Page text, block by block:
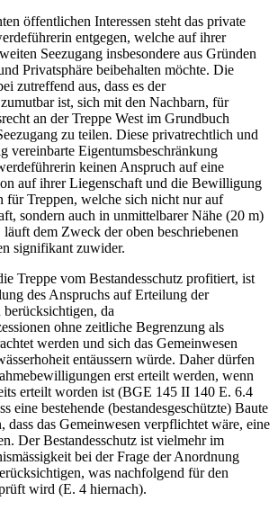
öffentlichen Interessen steht das private
entgegen, welche auf ihrer
Seezugang insbesondere aus Gründen
Privatsphäre beibehalten möchte. Die
zutreffend aus, dass es der
ist, sich mit den Nachbarn, für
an der Treppe West im Grundbuch
zu teilen. Diese privatrechtlich und
vereinbarte Eigentumsbeschränkung
keinen Anspruch auf eine
auf ihrer Liegenschaft und die Bewilligung
für Treppen, welche sich nicht nur auf
sondern auch in unmittelbarer Nähe (20 m)
dem Zweck der oben beschriebenen
signifikant zuwider.
Treppe vom Bestandesschutz profitiert, ist
des Anspruchs auf Erteilung der
da
ohne zeitliche Begrenzung als
werden und sich das Gemeinwesen
entäussern würde. Daher dürfen
erst erteilt werden, wenn
erteilt worden ist (BGE 145 II 140 E. 6.4
eine bestehende (bestandesgeschützte) Baute
dass das Gemeinwesen verpflichtet wäre, eine
Der Bestandesschutz ist vielmehr im
bei der Frage der Anordnung
was nachfolgend für den
wird (E. 4 hiernach).